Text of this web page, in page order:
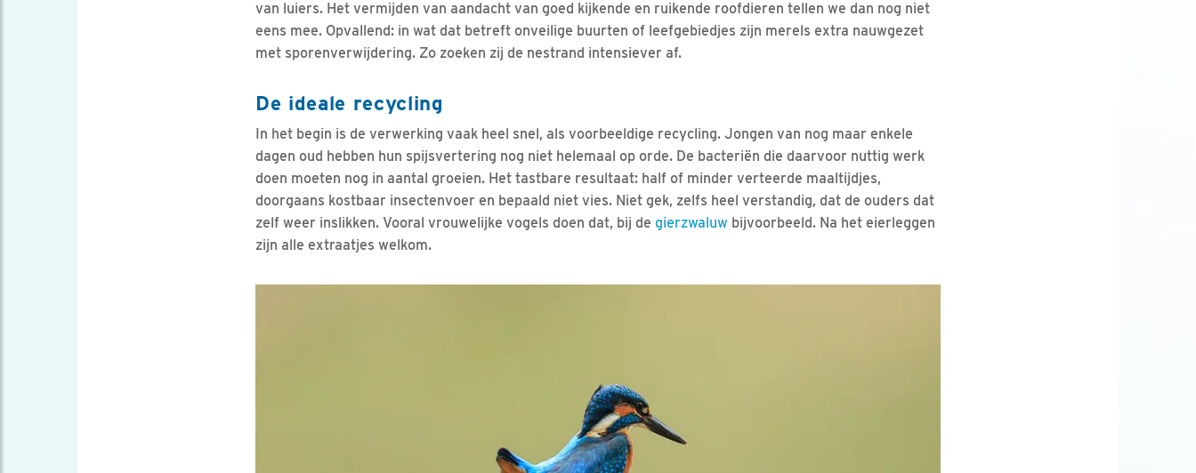
van luiers. Het vermijden van aandacht van goed kijkende en ruikende roofdieren tellen we dan nog niet
eens mee. Opvallend: in wat dat betreft onveilige buurten of leefgebiedjes zijn merels extra nauwgezet
met sporenverwijdering. Zo zoeken zij de nestrand intensiever af.
De ideale recycling
In het begin is de verwerking vaak heel snel, als voorbeeldige recycling. Jongen van nog maar enkele
dagen oud hebben hun spijsvertering nog niet helemaal op orde. De bacteriën die daarvoor nuttig werk
doen moeten nog in aantal groeien. Het tastbare resultaat: half of minder verteerde maaltijdjes,
doorgaans kostbaar insectenvoer en bepaald niet vies. Niet gek, zelfs heel verstandig, dat de ouders dat
zelf weer inslikken. Vooral vrouwelijke vogels doen dat, bij de gierzwaluw bijvoorbeeld. Na het eierleggen
zijn alle extraatjes welkom.